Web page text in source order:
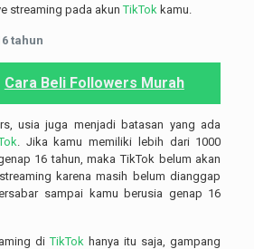
streaming pada akunTikTok kamu.
tahun
Cara Beli Followers Murah
usia juga menjadi batasan yang ada
. Jika kamu memiliki lebih dari 1000
16 tahun, maka TikTok belum akan
karena masih belum dianggap
sampai kamu berusia genap 16
diTikTok hanya itu saja, gampang